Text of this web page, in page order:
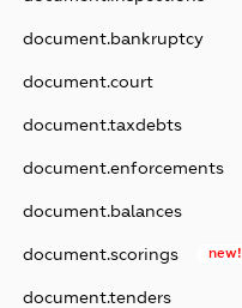
document.bankruptcy
document.court
document.taxdebts
document.enforcements
document.balances
document.scorings new!
document.tenders